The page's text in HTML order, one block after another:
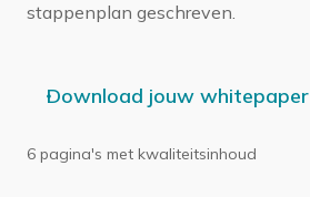
stappenplan geschreven.
Download jouw whitepaper
6 pagina's met kwaliteitsinhoud